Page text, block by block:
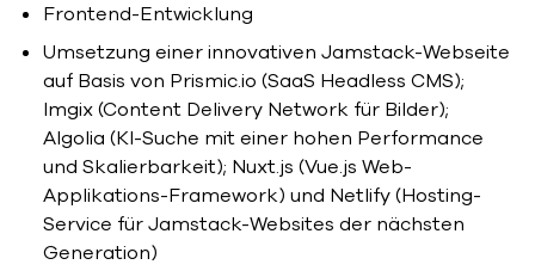
Frontend-Entwicklung
Umsetzung einer innovativen Jamstack-Webseite
auf Basis von Prismic.io (SaaS Headless CMS);
Imgix (Content Delivery Network für Bilder);
Algolia (KI-Suche mit einer hohen Performance
und Skalierbarkeit); Nuxt.js (Vue.js Web-
Applikations-Framework) und Netlify (Hosting-
Service für Jamstack-Websites der nächsten
Generation)